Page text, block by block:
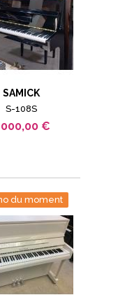
SAMICK
S-108S
000,00 €
du moment